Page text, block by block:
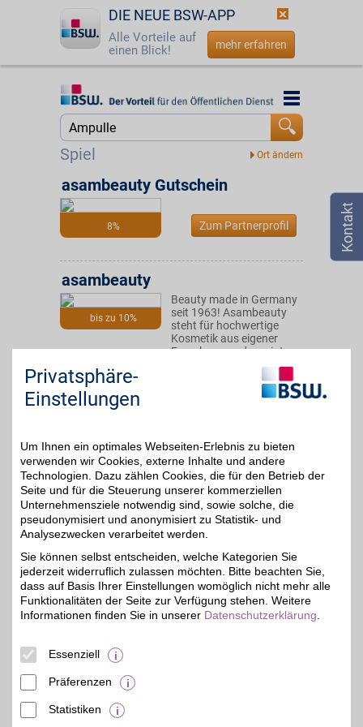
DIE NEUE BSW-APP
Alle Vorteile auf
einen Blick!
mehr erfahren
Startseite
Jetzt BSW-Mitglied werden
☎ 0800 - 279 25 82
Spiel
Startseite
8%
asambeauty Gutschein
Zum Partnerprofil
bis zu 10%
asambeauty
Beauty made in Germany
seit 1963! Asambeauty
steht für hochwertige
Kosmetik aus eigener
Forschung und vereint
dabei pflanzliche und
Wirkstoffe. Mit BSW-
Zum Partnerprofil
bis zu 10%
GRANDEL
Das
Grandel steht für
Premiumqualität in
Sachen Kosmetik- und
Gesundheitsprodukten.
Bei unserem Partner
stehen Sie als Mensch im
Privatsphäre-
Einstellungen
Um Ihnen ein optimales Webseiten-Erlebnis zu bieten
verwenden wir Cookies, externe Inhalte und andere
Technologien. Dazu zählen Cookies, die für den Betrieb der
Seite und für die Steuerung unserer kommerziellen
Unternehmensziele notwendig sind, sowie solche, die
pseudonymisiert und anonymisiert zu Statistik- und
Analysezwecken verarbeitet werden.
Sie können selbst entscheiden, welche Kategorien Sie
jederzeit widerruflich zulassen möchten. Bitte beachten Sie,
dass auf Basis Ihrer Einstellungen womöglich nicht mehr alle
Funktionalitäten der Seite zur Verfügung stehen. Weitere
Informationen finden Sie in unserer Datenschutzerklärung
Essenziell
Präferenzen
Statistiken